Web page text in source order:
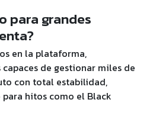
para grandes
en la plataforma,
de gestionar miles de
con total estabilidad,
hitos como el Black